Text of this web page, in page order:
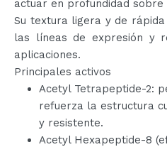
actuar en profundidad sobre
Su textura ligera y de
las líneas de expresión y
aplicaciones.
Principales activos
Acetyl Tetrapeptide-2:
refuerza la estructura
y resistente.
Acetyl Hexapeptide-8